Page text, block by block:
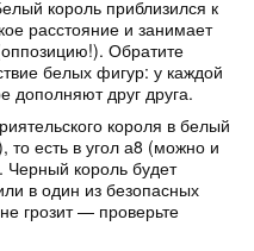
король приблизился к
расстояние и занимает
Обратите
белых фигур: у каждой
дополняют друг друга.
короля в белый
то есть в угол а8 (можно и
Черный король будет
в один из безопасных
грозит — проверьте